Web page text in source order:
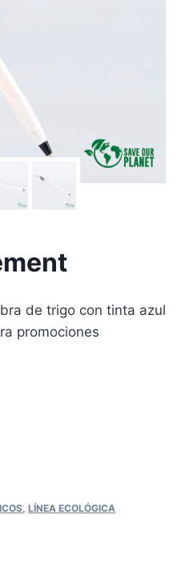
de trigo con tinta azul
promociones
, LÍNEA ECOLÓGICA